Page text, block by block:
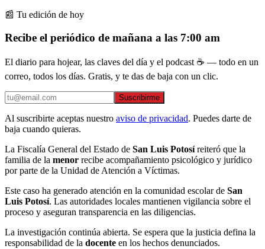
📰 Tu edición de hoy
Recibe el periódico de mañana a las 7:00 am
El diario para hojear, las claves del día y el podcast ☕ — todo en un
correo, todos los días. Gratis, y te das de baja con un clic.
Suscribirme
Al suscribirte aceptas nuestro aviso de privacidad. Puedes darte de
baja cuando quieras.
La Fiscalía General del Estado de San Luis Potosíreiteró que la
familia de la menor recibe acompañamiento psicológico y jurídico
por parte de la Unidad de Atención a Víctimas.
Este caso ha generado atención en la comunidad escolar de San
Luis Potosí. Las autoridades locales mantienen vigilancia sobre el
proceso y aseguran transparencia en las diligencias.
La investigación continúa abierta. Se espera que la justicia defina la
responsabilidad de la docente en los hechos denunciados.